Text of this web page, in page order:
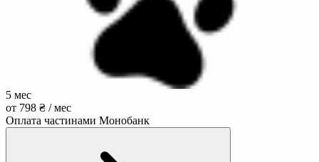
5 мес
от 798 ₴ / мес
Оплата частинами Монобанк